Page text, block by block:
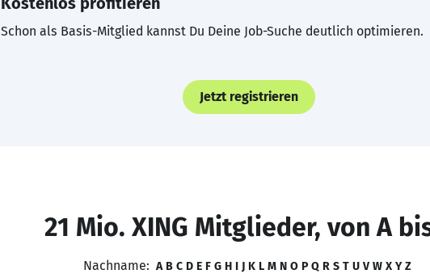
Schon als Basis-Mitglied kannst Du Deine Job-Suche deutlich optimieren.
Jetzt registrieren
21 Mio. XING Mitglieder, von A
Nachname: A B C D E F G H I J K L M N O P Q R S T U V W X Y Z